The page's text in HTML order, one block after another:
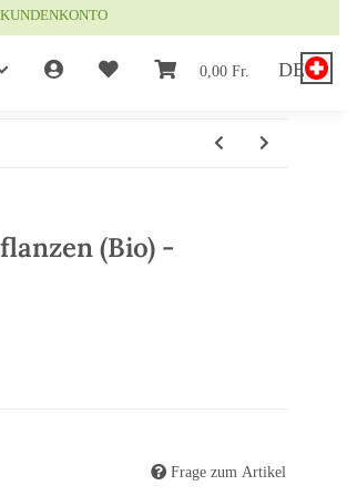
0,00 Fr. DE
(Bio) -
Frage zum Artikel